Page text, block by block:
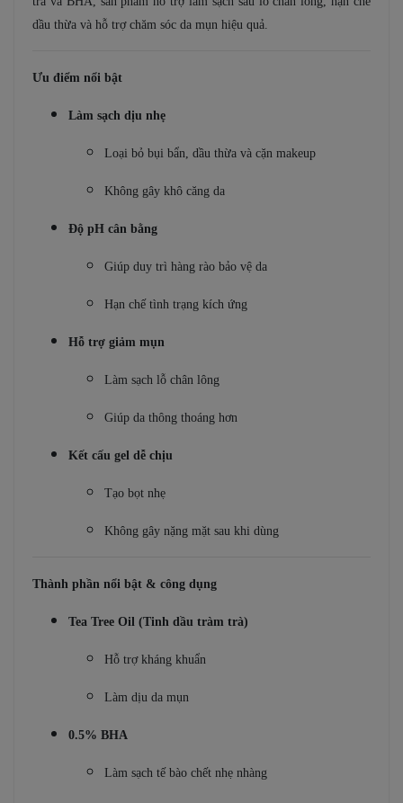
dầu thừa và hỗ trợ chăm sóc da mụn hiệu quả.
Ưu điểm nổi bật
Làm sạch dịu nhẹ
Loại bỏ bụi bẩn, dầu thừa và cặn makeup
Không gây khô căng da
Độ pH cân bằng
Giúp duy trì hàng rào bảo vệ da
Hạn chế tình trạng kích ứng
Hỗ trợ giảm mụn
Làm sạch lỗ chân lông
Giúp da thông thoáng hơn
Kết cấu gel dễ chịu
Tạo bọt nhẹ
Không gây nặng mặt sau khi dùng
Thành phần nổi bật & công dụng
Tea Tree Oil (Tinh dầu tràm trà)
Hỗ trợ kháng khuẩn
Làm dịu da mụn
0.5% BHA
Làm sạch tế bào chết nhẹ nhàng